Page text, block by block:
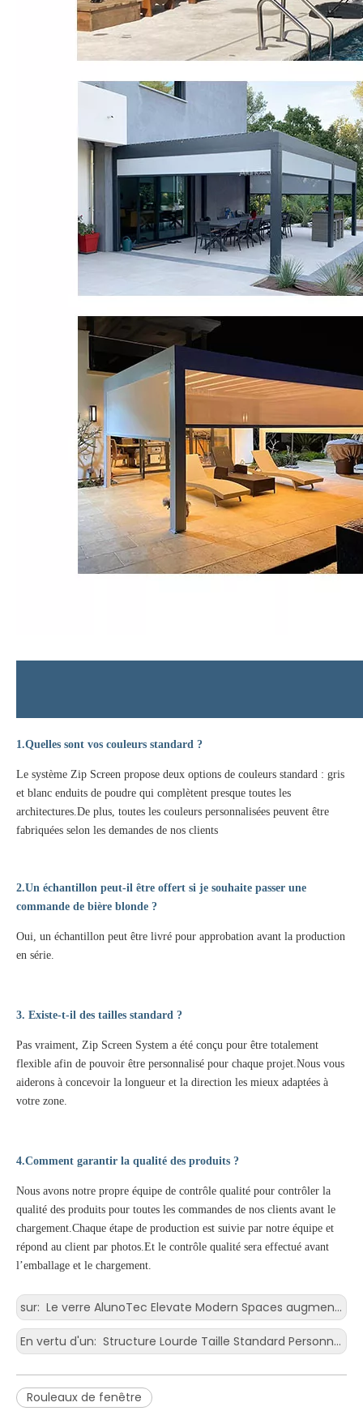
1.Quelles sont vos couleurs standard ?
Le système Zip Screen propose deux options de couleurs standard : gris
et blanc enduits de poudre qui complètent presque toutes les
architectures.De plus, toutes les couleurs personnalisées peuvent être
fabriquées selon les demandes de nos clients
2.Un échantillon peut-il être offert si je souhaite passer une
commande de bière blonde ?
Oui, un échantillon peut être livré pour approbation avant la production
en série.
3. Existe-t-il des tailles standard ?
Pas vraiment, Zip Screen System a été conçu pour être totalement
flexible afin de pouvoir être personnalisé pour chaque projet.Nous vous
aiderons à concevoir la longueur et la direction les mieux adaptées à
votre zone.
4.Comment garantir la qualité des produits ?
Nous avons notre propre équipe de contrôle qualité pour contrôler la
qualité des produits pour toutes les commandes de nos clients avant le
chargement.Chaque étape de production est suivie par notre équipe et
répond au client par photos.Et le contrôle qualité sera effectué avant
l’emballage et le chargement.
sur: Le verre AlunoTec Elevate Modern Spaces augmente la sécurité Porte coulissante en verre à cadre ultra-mince
En vertu d'un: Structure Lourde Taille Standard Personnalisable Pergo-M8 Pergola Bioclimatique Auvent en Aluminium Kit de Toit de Gazebo Extérieur Toit de Patio à Persiennes
Rouleaux de fenêtre